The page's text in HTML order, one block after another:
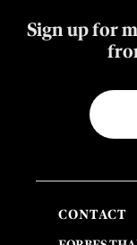
Sign up for
CONTACT